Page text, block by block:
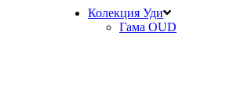
Колекция Уди
Гама OUD